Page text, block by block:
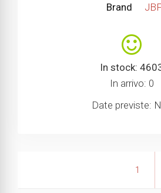
Brand
In stock:
In arrivo: 0
Date previste:
1